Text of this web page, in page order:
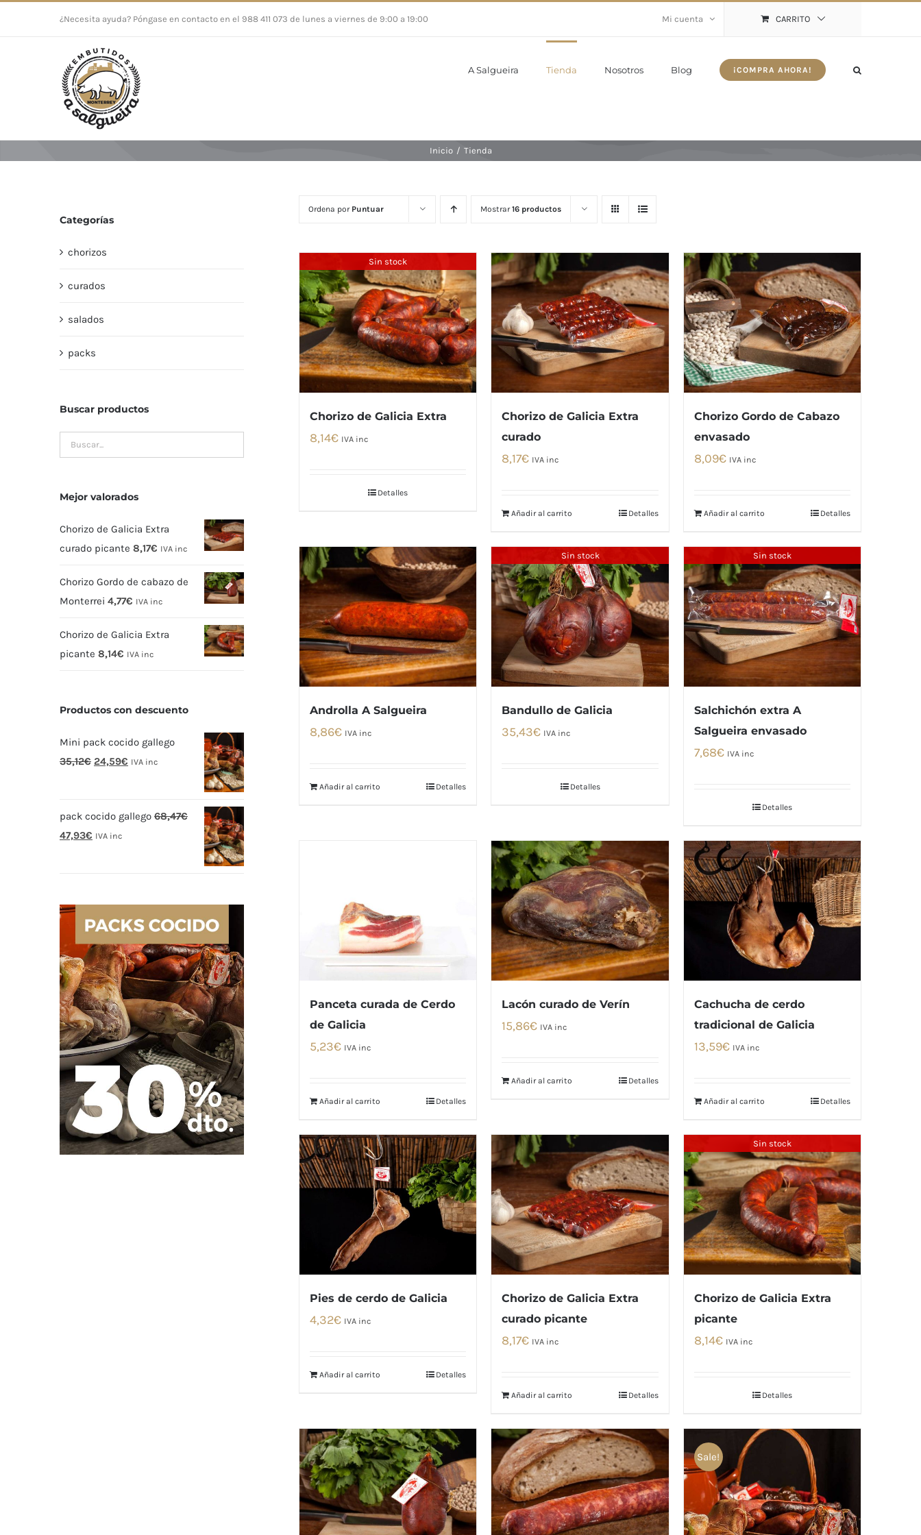
¿Necesita ayuda? Póngase en contacto en el 988 411 073 de lunes a viernes de 9:00 a 19:00 Mi cuenta CARRITO
A Salgueira Tienda Nosotros Blog ¡COMPRA AHORA!
Inicio / Tienda
Ordena por Puntuar Mostrar16 productos
Sin stock
Chorizo de Galicia Extra
8,14€ IVA inc
Detalles
Chorizo de Galicia Extra
curado
8,17€ IVA inc
Añadir al carrito Detalles
Chorizo Gordo de Cabazo
envasado
8,09€ IVA inc
Añadir al carrito Detalles
Androlla A Salgueira
8,86€ IVA inc
Añadir al carrito Detalles
Sin stock
Bandullo de Galicia
35,43€ IVA inc
Detalles
Sin stock
Salchichón extra A
Salgueira envasado
7,68€ IVA inc
Detalles
Panceta curada de Cerdo
de Galicia
5,23€ IVA inc
Añadir al carrito Detalles
Lacón curado de Verín
15,86€ IVA inc
Añadir al carrito Detalles
Cachucha de cerdo
tradicional de Galicia
13,59€ IVA inc
Añadir al carrito Detalles
Pies de cerdo de Galicia
4,32€ IVA inc
Añadir al carrito Detalles
Chorizo de Galicia Extra
curado picante
8,17€ IVA inc
Añadir al carrito Detalles
Sin stock
Chorizo de Galicia Extra
picante
8,14€ IVA inc
Detalles
Sale!
Categorías
chorizos
curados
salados
packs
Buscar productos
Mejor valorados
Chorizo de Galicia Extra
curado picante 8,17€ IVA inc
Chorizo Gordo de cabazo de
Monterrei 4,77€ IVA inc
Chorizo de Galicia Extra
picante 8,14€ IVA inc
Productos con descuento
Mini pack cocido gallego
35,12€ El
era:
35,12€.
24,59€ El
es:
IVA inc
pack cocido gallego 68,47€
El
68,47€.
47,93€ El
IVA inc